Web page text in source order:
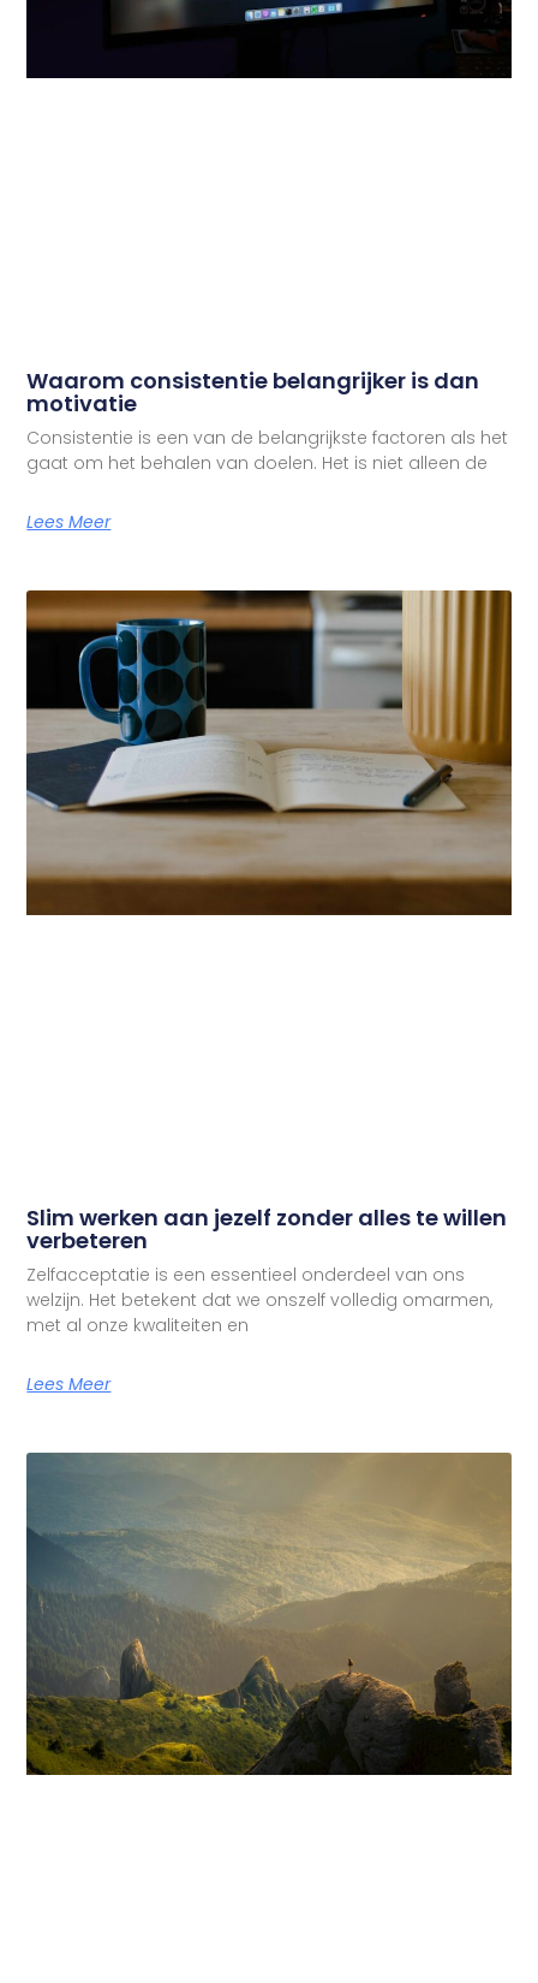
Waarom consistentie belangrijker is dan
motivatie
Consistentie is een van de belangrijkste factoren als het
gaat om het behalen van doelen. Het is niet alleen de
Lees Meer
Slim werken aan jezelf zonder alles te willen
verbeteren
Zelfacceptatie is een essentieel onderdeel van ons
welzijn. Het betekent dat we onszelf volledig omarmen,
met al onze kwaliteiten en
Lees Meer